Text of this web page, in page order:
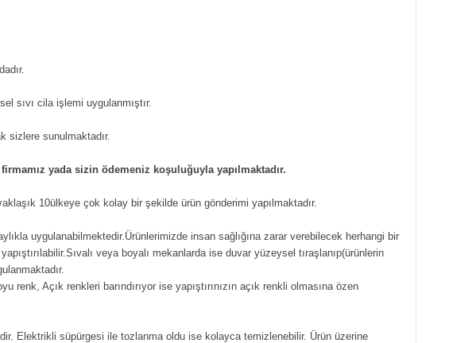
sıvı cila işlemi uygulanmıştır.
sizlere sunulmaktadır.
yada sizin ödemeniz koşuluğuyla yapılmaktadır.
10ülkeye çok kolay bir şekilde ürün gönderimi yapılmaktadır.
uygulanabilmektedir.Ürünlerimizde insan sağlığına zarar verebilecek herhangi bir
veya boyalı mekanlarda ise duvar yüzeysel tıraşlanıp(ürünlerin
renk, Açık renkleri barındırıyor ise yapıştırınızın açık renkli olmasına özen
Elektrikli süpürgesi ile tozlanma oldu ise kolayca temizlenebilir. Ürün üzerine